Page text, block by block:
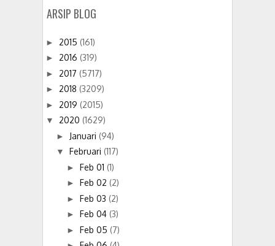
ARSIP BLOG
► 2015 (161)
► 2016 (319)
► 2017 (5717)
► 2018 (3209)
► 2019 (2015)
▼ 2020 (1629)
► Januari (94)
▼ Februari (117)
► Feb 01 (1)
► Feb 02 (2)
► Feb 03 (2)
► Feb 04 (3)
► Feb 05 (7)